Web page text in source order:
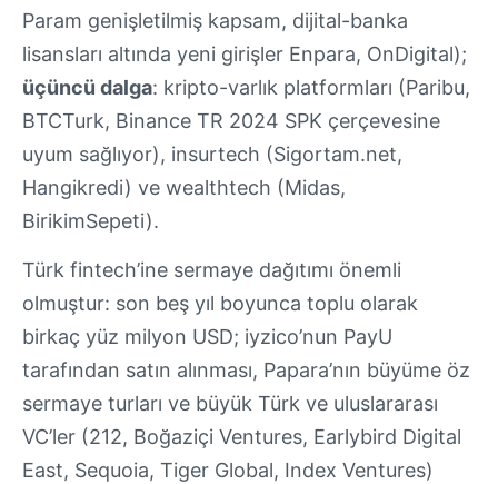
Param genişletilmiş kapsam, dijital-banka
lisansları altında yeni girişler Enpara, OnDigital);
üçüncü dalga: kripto-varlık platformları (Paribu,
BTCTurk, Binance TR 2024 SPK çerçevesine
uyum sağlıyor), insurtech (Sigortam.net,
Hangikredi) ve wealthtech (Midas,
BirikimSepeti).
Türk fintech’ine sermaye dağıtımı önemli
olmuştur: son beş yıl boyunca toplu olarak
birkaç yüz milyon USD; iyzico’nun PayU
tarafından satın alınması, Papara’nın büyüme öz
sermaye turları ve büyük Türk ve uluslararası
VC’ler (212, Boğaziçi Ventures, Earlybird Digital
East, Sequoia, Tiger Global, Index Ventures)